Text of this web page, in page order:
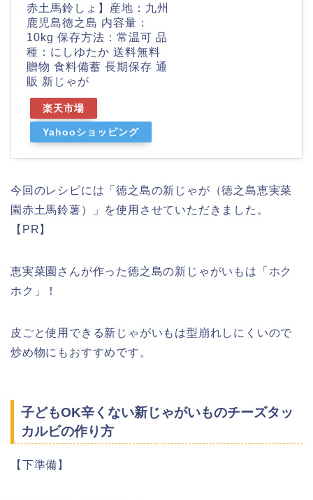
赤土馬鈴しょ】産地：九州
鹿児島徳之島 内容量：
10kg 保存方法：常温可 品
種：にしゆたか 送料無料
贈物 食料備蓄 長期保存 通
販 新じゃが
楽天市場
Yahooショッピング
今回のレシピには「徳之島の新じゃが（徳之島恵実菜
園赤土馬鈴薯）」を使用させていただきました。
【PR】
恵実菜園さんが作った徳之島の新じゃがいもは「ホク
ホク」！
皮ごと使用できる新じゃがいもは型崩れしにくいので
炒め物にもおすすめです。
子どもOK辛くない新じゃがいものチーズタッ
カルビの作り方
【下準備】